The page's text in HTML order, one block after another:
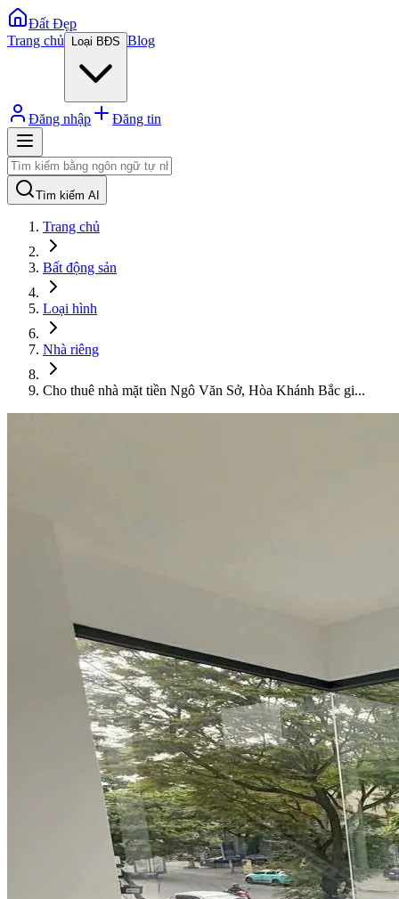
Đất Đẹp
Trang chủ
Loại BĐS Blog
Đăng nhập Đăng tin
Tìm kiếm AI
Trang chủ
Bất động sản
Loại hình
Nhà riêng
Cho thuê nhà mặt tiền Ngô Văn Sở, Hòa Khánh Bắc gi...